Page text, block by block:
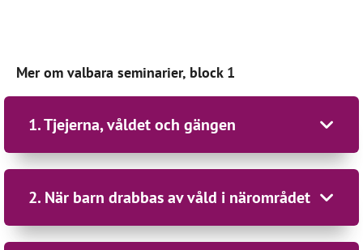
Mer om valbara seminarier, block 1
1. Tjejerna, våldet och gängen
Arrangör: Unizon
Medverkande: Rebecka Andersson, generalsekreterare
2. När barn drabbas av våld i närområdet